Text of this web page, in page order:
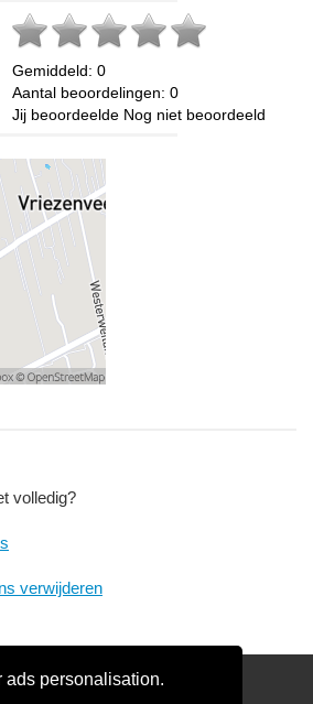
ads personalisation.
Gemiddeld: 0
Aantal beoordelingen: 0
Jij beoordeelde Nog niet beoordeeld
volledig?
verwijderen